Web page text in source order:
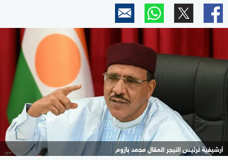
أرشيفية لرئيس النيجر المقال محمد بازوم